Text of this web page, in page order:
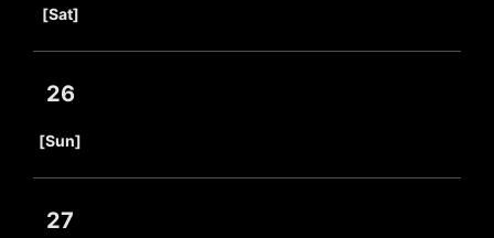
[Sat]
26
[Sun]
27